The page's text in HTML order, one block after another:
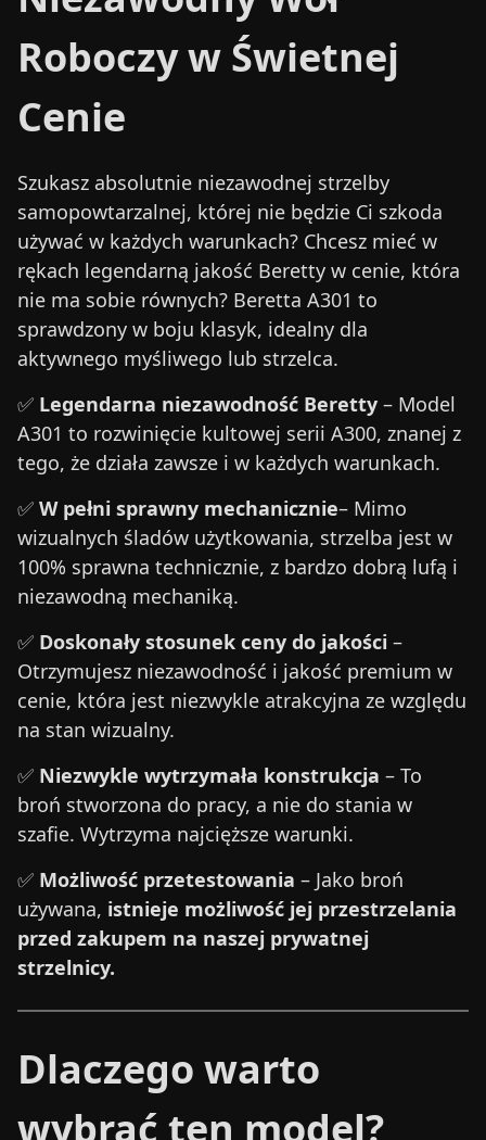
Roboczy w Świetnej
Cenie
Szukasz absolutnie niezawodnej strzelby
samopowtarzalnej, której nie będzie Ci szkoda
używać w każdych warunkach? Chcesz mieć w
rękach legendarną jakość Beretty w cenie, która
nie ma sobie równych? Beretta A301 to
sprawdzony w boju klasyk, idealny dla
aktywnego myśliwego lub strzelca.
✅ Legendarna niezawodność Beretty – Model
A301 to rozwinięcie kultowej serii A300, znanej z
tego, że działa zawsze i w każdych warunkach.
✅ W pełni sprawny mechanicznie– Mimo
wizualnych śladów użytkowania, strzelba jest w
100% sprawna technicznie, z bardzo dobrą lufą i
niezawodną mechaniką.
✅ Doskonały stosunek ceny do jakości –
Otrzymujesz niezawodność i jakość premium w
cenie, która jest niezwykle atrakcyjna ze względu
na stan wizualny.
✅ Niezwykle wytrzymała konstrukcja – To
broń stworzona do pracy, a nie do stania w
szafie. Wytrzyma najcięższe warunki.
✅ Możliwość przetestowania – Jako broń
używana, istnieje możliwość jej przestrzelania
przed zakupem na naszej prywatnej
strzelnicy.
Dlaczego warto
wybrać ten model?